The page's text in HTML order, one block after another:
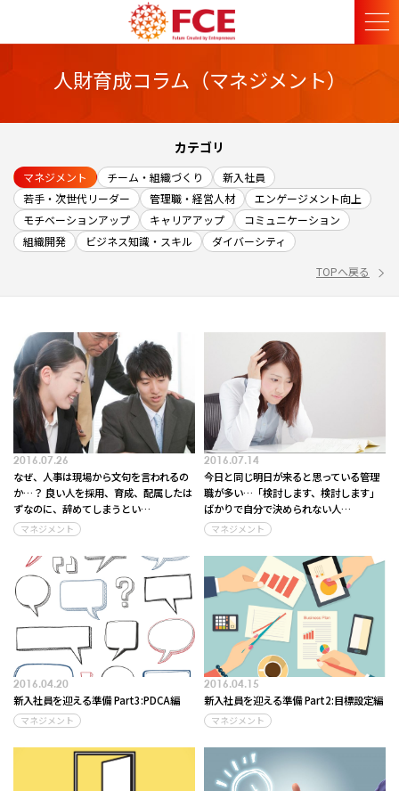
人財育成コラム（マネジメント）
カテゴリ
マネジメント チーム・組織づくり
新入社員
若手・次世代リーダー
管理職・経営人材
エンゲージメント向上
モチベーションアップ
キャリアアップ
コミュニケーション
組織開発
ビジネス知識・スキル
ダイバーシティ
TOPへ戻る
2016.07.26
なぜ、人事は現場から文句を言われるの
か…？ 良い人を採用、育成、配属したは
ずなのに、辞めてしまうとい…
マネジメント
2016.07.14
今日と同じ明日が来ると思っている管理
職が多い…「検討します、検討します」
ばかりで自分で決められない人…
マネジメント
2016.04.20
新入社員を迎える準備 Part3:PDCA編
マネジメント
2016.04.15
新入社員を迎える準備 Part2:目標設定編
マネジメント